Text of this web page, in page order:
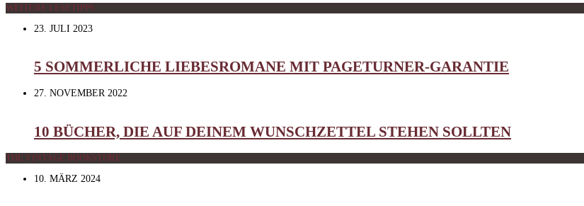
WEITERE LESETIPPS
23. JULI 2023
5 SOMMERLICHE LIEBESROMANE MIT PAGETURNER-GARANTIE
27. NOVEMBER 2022
10 BÜCHER, DIE AUF DEINEM WUNSCHZETTEL STEHEN SOLLTEN
THE VINTAGE BOOKSTORE
10. MÄRZ 2024